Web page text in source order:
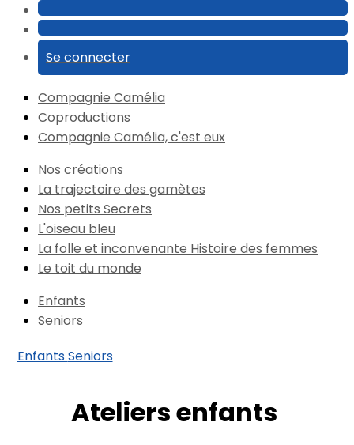
Se connecter
Compagnie Camélia
Coproductions
Compagnie Camélia, c'est eux
Nos créations
La trajectoire des gamètes
Nos petits Secrets
L'oiseau bleu
La folle et inconvenante Histoire des femmes
Le toit du monde
Enfants
Seniors
EnfantsSeniors
Ateliers enfants